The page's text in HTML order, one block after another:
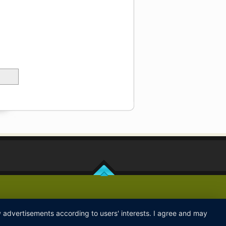
according to users' interests. I agree and may